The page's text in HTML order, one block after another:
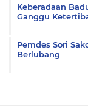
Keberadaan
Ganggu
Pemdes Sori
Berlubang